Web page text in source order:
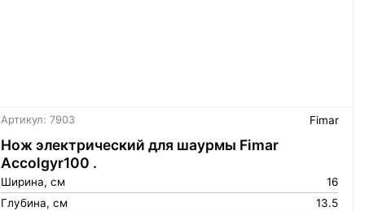
Артикул: 7903 Fimar
Нож электрический для шаурмы Fimar
Accolgyr100 .
Ширина, см
16
Глубина, см
13.5